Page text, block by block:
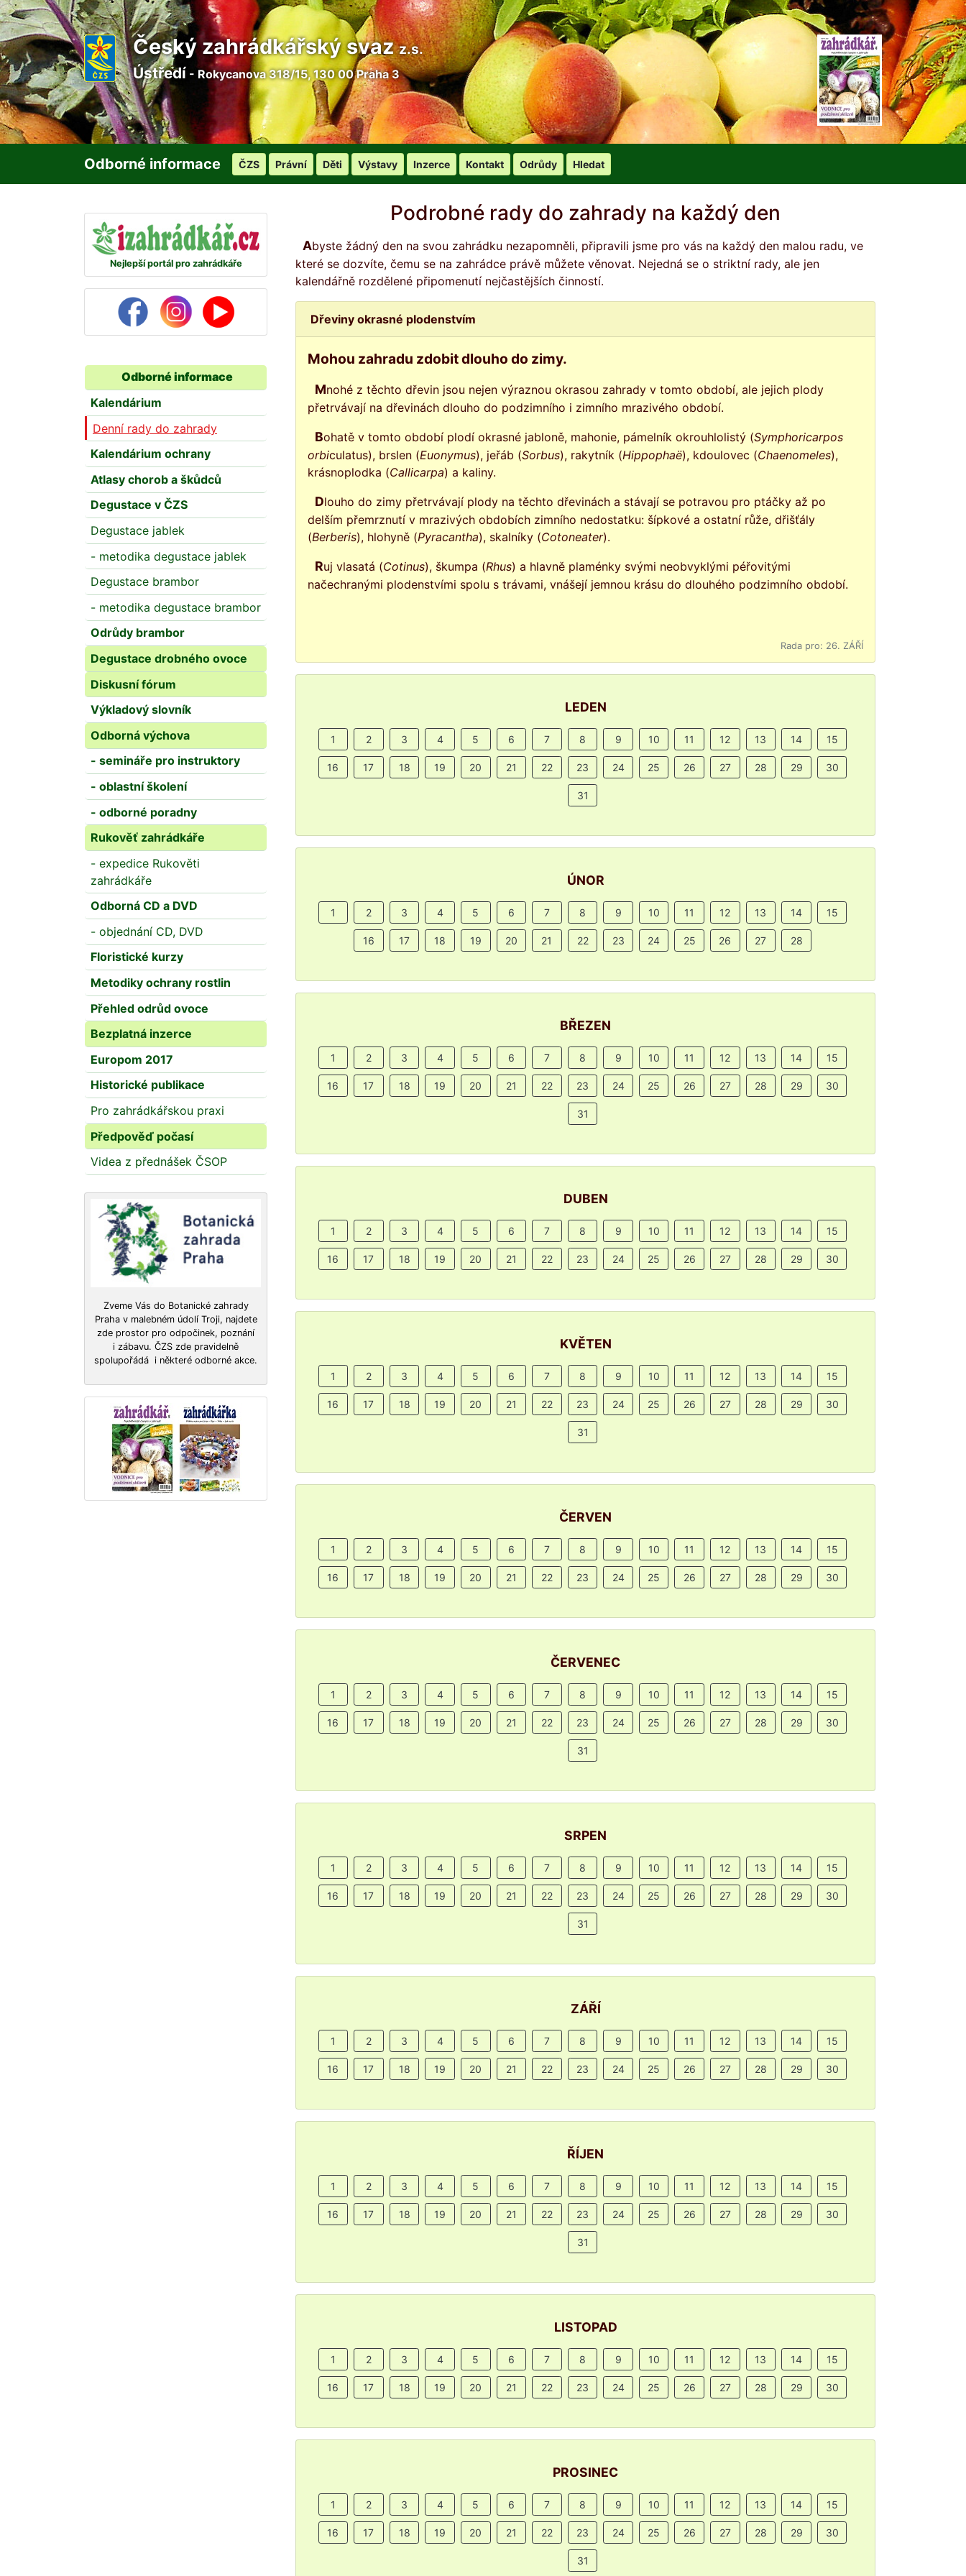
Český zahrádkářský svazz.s.
Ústředí - Rokycanova 318/15, 130 00 Praha 3
Odborné informace ČZS Právní Děti Výstavy Inzerce Kontakt Odrůdy Hledat
Nejlepší portál pro zahrádkáře
Odborné informace
Kalendárium
Denní rady do zahrady
Kalendárium ochrany
Atlasy chorob a škůdců
Degustace v ČZS
Degustace jablek
- metodika degustace jablek
Degustace brambor
- metodika degustace brambor
Odrůdy brambor
Degustace drobného ovoce
Diskusní fórum
Výkladový slovník
Odborná výchova
- semináře pro instruktory
- oblastní školení
- odborné poradny
Rukověť zahrádkáře
- expedice Rukověti
zahrádkáře
Odborná CD a DVD
- objednání CD, DVD
Floristické kurzy
Metodiky ochrany rostlin
Přehled odrůd ovoce
Bezplatná inzerce
Europom 2017
Historické publikace
Pro zahrádkářskou praxi
Předpověď počasí
Videa z přednášek ČSOP
Zveme Vás do Botanické zahrady
Praha v malebném údolí Troji, najdete
zde prostor pro odpočinek, poznání
i zábavu. ČZS zde pravidelně
spolupořádá i některé odborné akce.
Podrobné rady do zahrady na každý den
Abyste žádný den na svou zahrádku nezapomněli, připravili jsme pro vás na každý den malou radu, ve
které se dozvíte, čemu se na zahrádce právě můžete věnovat. Nejedná se o striktní rady, ale jen
kalendářně rozdělené připomenutí nejčastějších činností.
Dřeviny okrasné plodenstvím
Mohou zahradu zdobit dlouho do zimy.
Mnohé z těchto dřevin jsou nejen výraznou okrasou zahrady v tomto období, ale jejich plody
přetrvávají na dřevinách dlouho do podzimního i zimního mrazivého období.
Bohatě v tomto období plodí okrasné jabloně, mahonie, pámelník okrouhlolistý (Symphoricarpos
orbiculatus), brslen (Euonymus), jeřáb (Sorbus), rakytník (Hippophaë), kdoulovec (Chaenomeles),
krásnoplodka (Callicarpa) a kaliny.
Dlouho do zimy přetrvávají plody na těchto dřevinách a stávají se potravou pro ptáčky až po
delším přemrznutí v mrazivých obdobích zimního nedostatku: šípkové a ostatní růže, dřišťály
(Berberis), hlohyně (Pyracantha), skalníky (Cotoneater).
Ruj vlasatá (Cotinus), škumpa (Rhus) a hlavně plaménky svými neobvyklými péřovitými
načechranými plodenstvími spolu s trávami, vnášejí jemnou krásu do dlouhého podzimního období.
Rada pro: 26. ZÁŘÍ
LEDEN
1 2 3 4 5 6 7 8 9 10 11 12 13 14 15
16 17 18 19 20 21 22 23 24 25 26 27 28 29 30
31
ÚNOR
1 2 3 4 5 6 7 8 9 10 11 12 13 14 15
16 17 18 19 20 21 22 23 24 25 26 27 28
BŘEZEN
1 2 3 4 5 6 7 8 9 10 11 12 13 14 15
16 17 18 19 20 21 22 23 24 25 26 27 28 29 30
31
DUBEN
1 2 3 4 5 6 7 8 9 10 11 12 13 14 15
16 17 18 19 20 21 22 23 24 25 26 27 28 29 30
KVĚTEN
1 2 3 4 5 6 7 8 9 10 11 12 13 14 15
16 17 18 19 20 21 22 23 24 25 26 27 28 29 30
31
ČERVEN
1 2 3 4 5 6 7 8 9 10 11 12 13 14 15
16 17 18 19 20 21 22 23 24 25 26 27 28 29 30
ČERVENEC
1 2 3 4 5 6 7 8 9 10 11 12 13 14 15
16 17 18 19 20 21 22 23 24 25 26 27 28 29 30
31
SRPEN
1 2 3 4 5 6 7 8 9 10 11 12 13 14 15
16 17 18 19 20 21 22 23 24 25 26 27 28 29 30
31
ZÁŘÍ
1 2 3 4 5 6 7 8 9 10 11 12 13 14 15
16 17 18 19 20 21 22 23 24 25 26 27 28 29 30
ŘÍJEN
1 2 3 4 5 6 7 8 9 10 11 12 13 14 15
16 17 18 19 20 21 22 23 24 25 26 27 28 29 30
31
LISTOPAD
1 2 3 4 5 6 7 8 9 10 11 12 13 14 15
16 17 18 19 20 21 22 23 24 25 26 27 28 29 30
PROSINEC
1 2 3 4 5 6 7 8 9 10 11 12 13 14 15
16 17 18 19 20 21 22 23 24 25 26 27 28 29 30
31